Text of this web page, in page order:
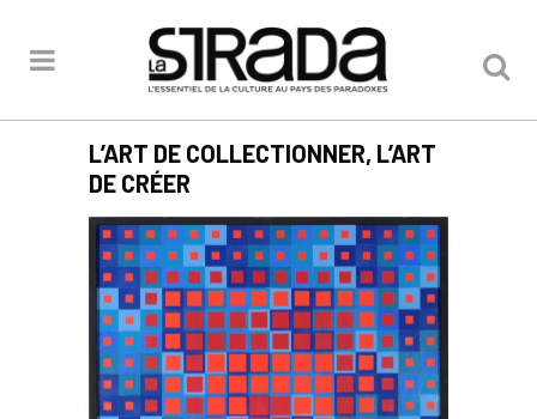
L’ART DE COLLECTIONNER, L’ART
DE CRÉER